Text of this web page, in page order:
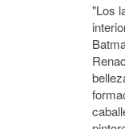
"Los